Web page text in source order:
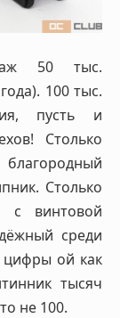
50 тыс.
100 тыс.
пусть и
Столько
Столько
с винтовой
среди
цифры ой как
тысяч
не 100.